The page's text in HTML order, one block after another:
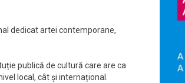
dedicat artei contemporane,
publică de cultură care are ca
local, cât și internațional.